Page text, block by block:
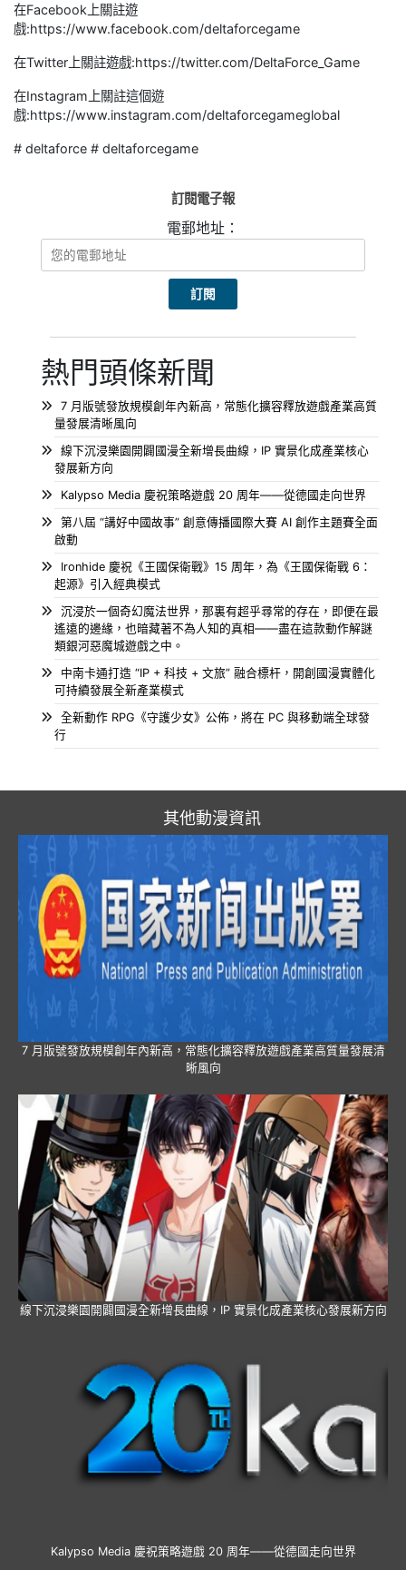
在Facebook上關註遊
戲:https://www.facebook.com/deltaforcegame
在Twitter上關註遊戲:https://twitter.com/DeltaForce_Game
在Instagram上關註這個遊
戲:https://www.instagram.com/deltaforcegameglobal
# deltaforce # deltaforcegame
訂閱電子報
電郵地址：
熱門頭條新聞
7 月版號發放規模創年內新高，常態化擴容釋放遊戲產業高質
量發展清晰風向
線下沉浸樂園開闢國漫全新增長曲線，IP 實景化成產業核心
發展新方向
Kalypso Media 慶祝策略遊戲 20 周年——從德國走向世界
第八屆 “講好中國故事” 創意傳播國際大賽 AI 創作主題賽全面
啟動
Ironhide 慶祝《王國保衛戰》15 周年，為《王國保衛戰 6：
起源》引入經典模式
沉浸於一個奇幻魔法世界，那裏有超乎尋常的存在，即便在最
遙遠的邊緣，也暗藏著不為人知的真相——盡在這款動作解謎
類銀河惡魔城遊戲之中。
中南卡通打造 “IP + 科技 + 文旅” 融合標杆，開創國漫實體化
可持續發展全新產業模式
全新動作 RPG《守護少女》公佈，將在 PC 與移動端全球發
行
其他動漫資訊
7 月版號發放規模創年內新高，常態化擴容釋放遊戲產業高質量發展清
晰風向
線下沉浸樂園開闢國漫全新增長曲線，IP 實景化成產業核心發展新方向
Kalypso Media 慶祝策略遊戲 20 周年——從德國走向世界